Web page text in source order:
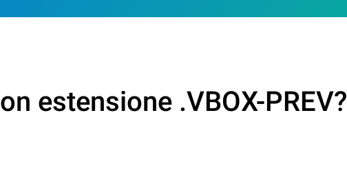
estensione .VBOX-PREV?